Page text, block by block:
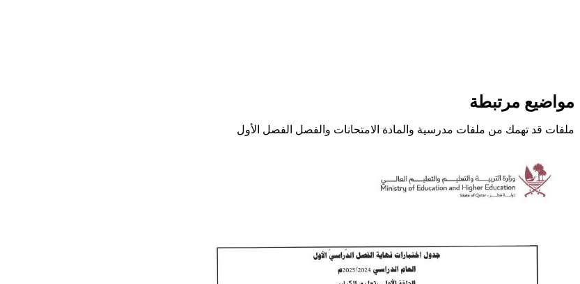
مواضيع مرتبطة
ملفات قد تهمك من ملفات مدرسية والمادة الامتحانات والفصل الفصل الأول